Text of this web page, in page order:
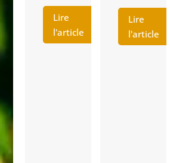
Lire
l'article
Lire
l'article